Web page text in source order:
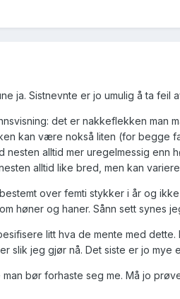
ja. Sistnevnte er jo umulig å ta feil
det er nakkeflekken man
kan være nokså liten (for begge
alltid mer uregelmessig
alltid like bred, men kan
over femti stykker i år og
høner og haner. Sånn sett synes
litt hva de mente med
slik jeg gjør nå. Det siste er jo mye
bør forhaste seg me. Må jo